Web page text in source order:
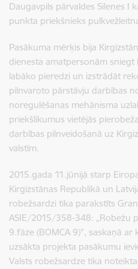
Daugavpils pārvaldes Silenes I
punkta priekšnieks
Pasākuma mērķis bija
dienesta amatpersonām sniegt
labāko pieredzi un izstrādāt
pilnvaroto pārstāvju darbības
noregulēšanas mehānisma
priekšlikumus vietējās
darbības pilnveidošanā uz
valstīm.
2015.gada 11.jūnijā starp
Kirgizstānas Republikā un
robežsardzi tika parakstīts
ASIE/2015/358-348: „Robežu
9.fāze (BOMCA 9)", saskaņā
uzsākta projekta pasākumu
Valsts robežsardze tika